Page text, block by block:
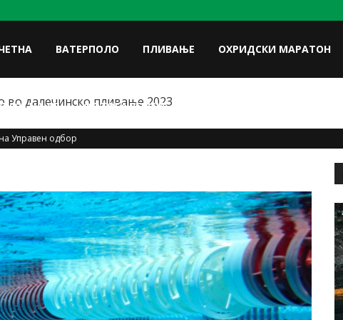
ВАТЕРПОЛО ПЛИВАЊЕ ОХРИДСКИ МАРАТОН
НА УП ФОТОГАЛЕРИЈА
во далечинско пливање 2023
Управен одбор